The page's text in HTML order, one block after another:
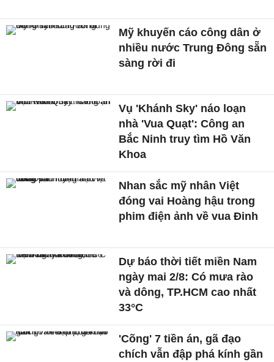
Mỹ khuyến cáo công dân ở
nhiều nước Trung Đông sẵn
sàng rời đi
Vụ 'Khánh Sky' náo loạn
nhà 'Vua Quạt': Công an
Bắc Ninh truy tìm Hồ Văn
Khoa
Nhan sắc mỹ nhân Việt
đóng vai Hoàng hậu trong
phim điện ảnh về vua Đinh
Dự báo thời tiết miền Nam
ngày mai 2/8: Có mưa rào
và dông, TP.HCM cao nhất
33°C
'Cõng' 7 tiền án, gã đạo
chích vẫn đập phá kính gần